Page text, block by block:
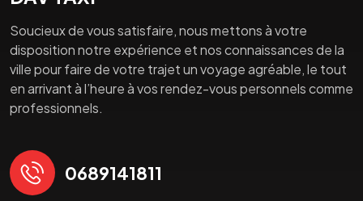
Soucieux de vous satisfaire, nous mettons à votre
disposition notre expérience et nos connaissances de la
ville pour faire de votre trajet un voyage agréable, le tout
en arrivant à l’heure à vos rendez-vous personnels comme
professionnels.
0689141811